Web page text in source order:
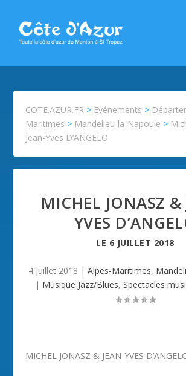
COTE.AZUR.FR > Evénements >
Maritimes > Mandelieu-la-Napoule >
Jean-Yves D’ANGELO
MICHEL JONASZ &
YVES
LE 6 JUILLET 2018
4 juillet 2018 | Alpes-Maritimes,
| Musique Jazz/Blues, Spectacles
MICHEL JONASZ & JEAN-YVES